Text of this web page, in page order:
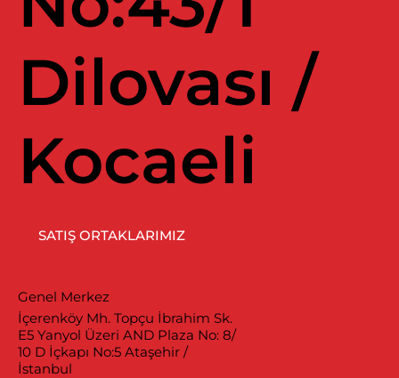
Dilovası /
Kocaeli
Genel Merkez
İçerenköy Mh. Topçu İbrahim Sk.
E5 Yanyol Üzeri AND Plaza No: 8/
10 D İçkapı No:5 Ataşehir /
İstanbul
SATIŞ ORTAKLARIMIZ